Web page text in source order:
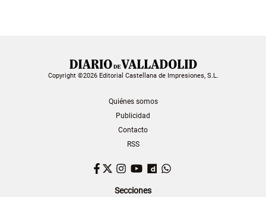
Copyright ©2026 Editorial Castellana de Impresiones, S.L.
Quiénes somos
Publicidad
Contacto
RSS
Facebook
TwitterInstagram
YouTubeDailymotion
Secciones